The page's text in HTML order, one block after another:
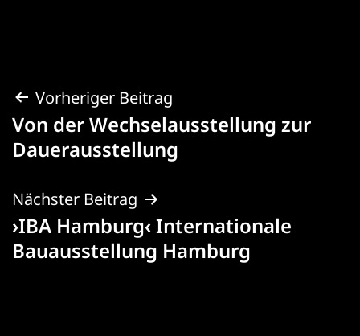
Beitragsnavigation
Vorheriger Beitrag
Von der Wechselausstellung zur
Dauerausstellung
Nächster Beitrag
›IBA Hamburg‹ Internationale
Bauausstellung Hamburg